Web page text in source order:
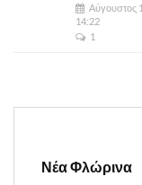
Αύγουστος
14:22
1
Νέα Φλώρινα